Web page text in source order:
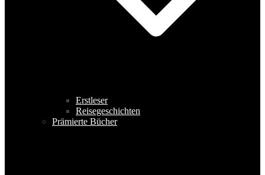
Erstleser
Reisegeschichten
Prämierte Bücher